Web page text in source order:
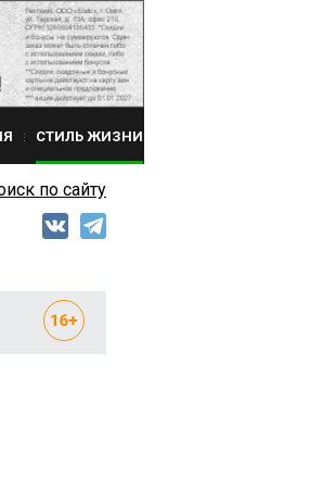
СТИЛЬ ЖИЗНИ
по сайту